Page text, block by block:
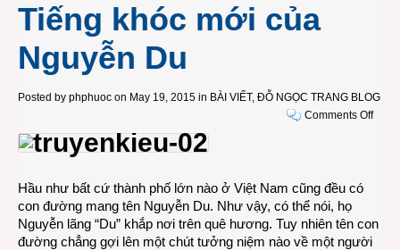
Tiếng khóc mới của
Nguyễn Du
Posted by phphuoc on May 19, 2015 in BÀI VIẾT, ĐỖ NGỌC TRANG BLOG
Comments Offon
Du
Hầu như bất cứ thành phố lớn nào ở Việt Nam cũng đều có
con đường mang tên Nguyễn Du. Như vậy, có thể nói, họ
Nguyễn lãng “Du” khắp nơi trên quê hương. Tuy nhiên tên con
đường chẳng gợi lên một chút tưởng niệm nào về một người